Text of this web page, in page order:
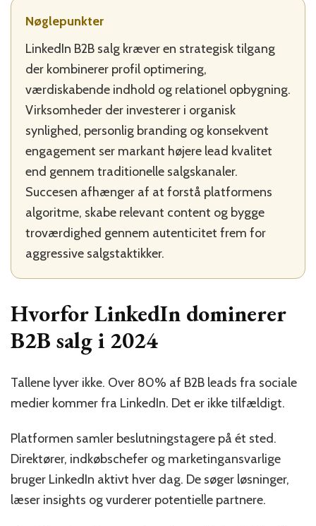
Nøglepunkter
LinkedIn B2B salg kræver en strategisk tilgang
der kombinerer profil optimering,
værdiskabende indhold og relationel opbygning.
Virksomheder der investerer i organisk
synlighed, personlig branding og konsekvent
engagement ser markant højere lead kvalitet
end gennem traditionelle salgskanaler.
Succesen afhænger af at forstå platformens
algoritme, skabe relevant content og bygge
troværdighed gennem autenticitet frem for
aggressive salgstaktikker.
Hvorfor LinkedIn dominerer
B2B salg i 2024
Tallene lyver ikke. Over 80% af B2B leads fra sociale
medier kommer fra LinkedIn. Det er ikke tilfældigt.
Platformen samler beslutningstagere på ét sted.
Direktører, indkøbschefer og marketingansvarlige
bruger LinkedIn aktivt hver dag. De søger løsninger,
læser insights og vurderer potentielle partnere.